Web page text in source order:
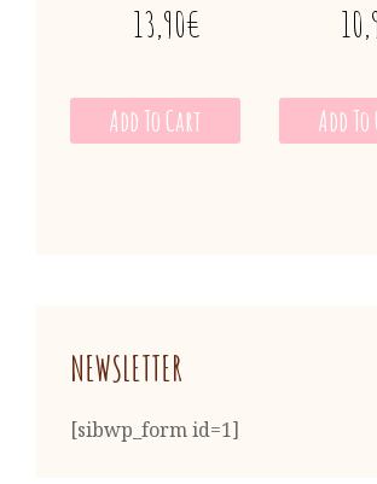
13,90€
Add To Cart Add
NEWSLETTER
[sibwp_form id=1]